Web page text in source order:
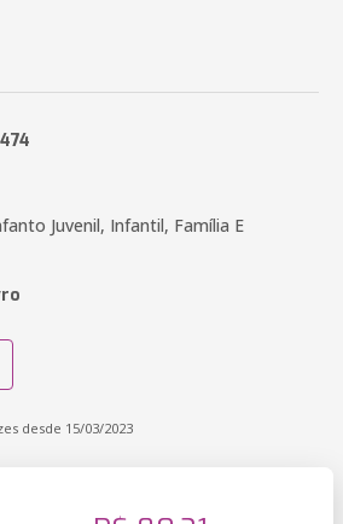
Juvenil, Infantil, Família E
desde 15/03/2023